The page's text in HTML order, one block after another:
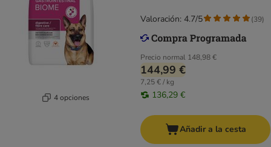
4 opciones
Precio normal 148,98 €
144,99 €
7,25 € / kg
136,29 €
Valoración: 4.7/5 (39)
Añadir a la cesta